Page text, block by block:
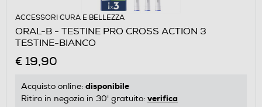
ACCESSORI CURA E BELLEZZA
ORAL-B - TESTINE PRO CROSS ACTION 3
TESTINE-BIANCO
€ 19,90
Acquisto online: disponibile
Ritiro in negozio in 30' gratuito: verifica